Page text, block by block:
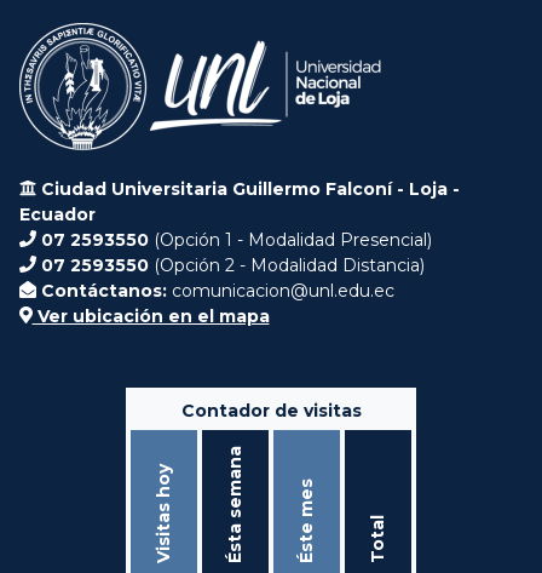
Ciudad Universitaria Guillermo Falconí - Loja -
Ecuador
07 2593550 (Opción 1 - Modalidad Presencial)
07 2593550 (Opción 2 - Modalidad Distancia)
Contáctanos: comunicacion@unl.edu.ec
Ver ubicación en el mapa
Contador de visitas
Visitas hoy Ésta semana Éste mes Total